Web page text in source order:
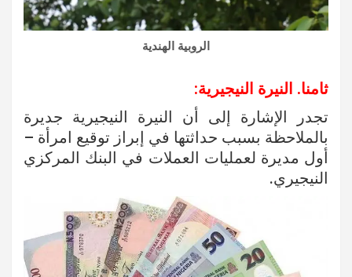
الروبية الهندية
ثامنا. النيرة النيجيرية:
تجدر الإشارة إلى أن النيرة النيجيرية جديرة
بالملاحظة بسبب حداثتها في إبراز توقيع امرأة –
أول مديرة لعمليات العملات في البنك المركزي
النيجيري.